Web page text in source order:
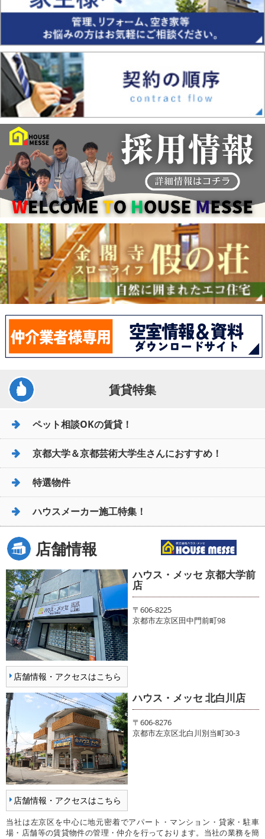
賃貸特集
ペット相談OKの賃貸！
京都大学＆京都芸術大学生さんにおすすめ！
特選物件
ハウスメーカー施工特集！
店舗情報
店舗情報・アクセスはこちら
ハウス・メッセ 京都大学前
店
〒606-8225
京都市左京区田中門前町98
店舗情報・アクセスはこちら
ハウス・メッセ 北白川店
〒606-8276
京都市左京区北白川別当町30-3
当社は左京区を中心に地元密着でアパート・マンション・貸家・駐車
場・店舗等の賃貸物件の管理・仲介を行っております。当社の業務を簡